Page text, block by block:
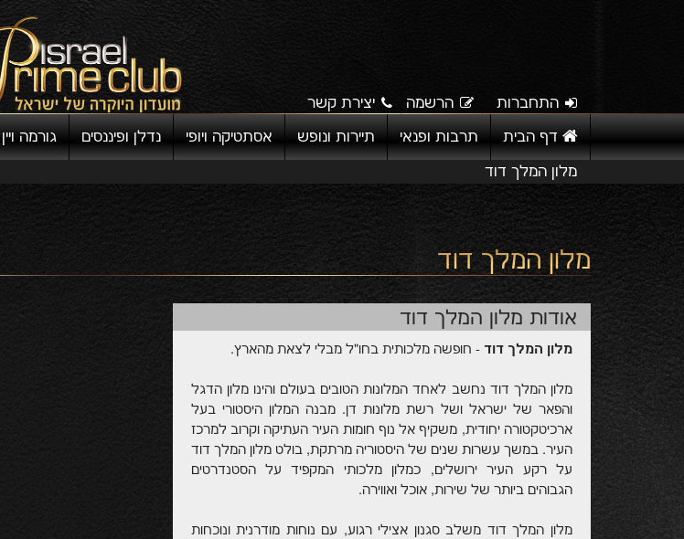
התחברות הרשמה יצירת קשר
דף הבית תרבות ופנאי תיירות ונופש אסתטיקה ויופי נדלן ופיננסים גורמה ויין
מלון המלך דוד
מלון המלך דוד
אודות מלון המלך דוד
מלון המלך דוד - חופשה מלכותית בחו"ל מבלי לצאת מהארץ.
מלון המלך דוד נחשב לאחד המלונות הטובים בעולם והינו מלון הדגל
והפאר של ישראל ושל רשת מלונות דן. מבנה המלון היסטורי בעל
ארכיטקטורה יחודית, משקיף אל נוף חומות העיר העתיקה וקרוב למרכז
העיר. במשך עשרות שנים של היסטוריה מרתקת, בולט מלון המלך דוד
על רקע העיר ירושלים, כמלון מלכותי המקפיד על הסטנדרטים
הגבוהים ביותר של שירות, אוכל ואווירה.
מלון המלך דוד משלב סגנון אצילי רגוע, עם נוחות מודרנית ונוכחות